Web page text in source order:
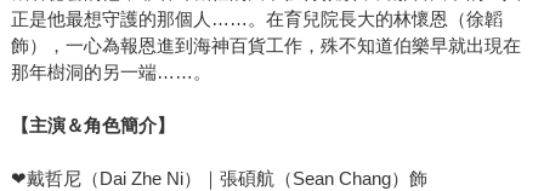
正是他最想守護的那個人……。在育兒院長大的林懷恩（徐韜
飾），一心為報恩進到海神百貨工作，殊不知道伯樂早就出現在
那年樹洞的另一端……。
【主演＆角色簡介】
❤戴哲尼（Dai Zhe Ni）｜張碩航（Sean Chang）飾